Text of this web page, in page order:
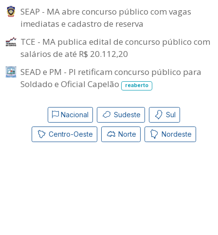
SEAP - MA abre concurso público com vagas
imediatas e cadastro de reserva
TCE - MA publica edital de concurso público com
salários de até R$ 20.112,20
SEAD e PM - PI retificam concurso público para
Soldado e Oficial Capelão
reaberto
Nacional Sudeste Sul
Centro-Oeste Norte Nordeste